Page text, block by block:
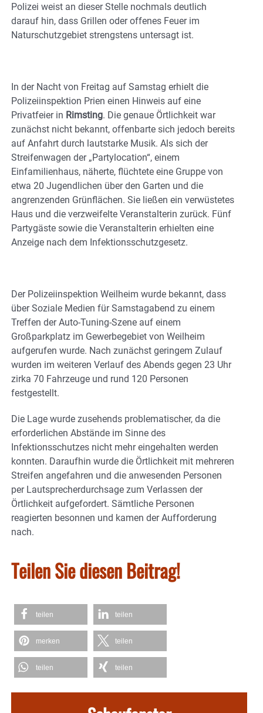
Polizei weist an dieser Stelle nochmals deutlich
darauf hin, dass Grillen oder offenes Feuer im
Naturschutzgebiet strengstens untersagt ist.
In der Nacht von Freitag auf Samstag erhielt die
Polizeiinspektion Prien einen Hinweis auf eine
Privatfeier in Rimsting. Die genaue Örtlichkeit war
zunächst nicht bekannt, offenbarte sich jedoch bereits
auf Anfahrt durch lautstarke Musik. Als sich der
Streifenwagen der „Partylocation“, einem
Einfamilienhaus, näherte, flüchtete eine Gruppe von
etwa 20 Jugendlichen über den Garten und die
angrenzenden Grünflächen. Sie ließen ein verwüstetes
Haus und die verzweifelte Veranstalterin zurück. Fünf
Partygäste sowie die Veranstalterin erhielten eine
Anzeige nach dem Infektionsschutzgesetz.
Der Polizeiinspektion Weilheim wurde bekannt, dass
über Soziale Medien für Samstagabend zu einem
Treffen der Auto-Tuning-Szene auf einem
Großparkplatz im Gewerbegebiet von Weilheim
aufgerufen wurde. Nach zunächst geringem Zulauf
wurden im weiteren Verlauf des Abends gegen 23 Uhr
zirka 70 Fahrzeuge und rund 120 Personen
festgestellt.
Die Lage wurde zusehends problematischer, da die
erforderlichen Abstände im Sinne des
Infektionsschutzes nicht mehr eingehalten werden
konnten. Daraufhin wurde die Örtlichkeit mit mehreren
Streifen angefahren und die anwesenden Personen
per Lautsprecherdurchsage zum Verlassen der
Örtlichkeit aufgefordert. Sämtliche Personen
reagierten besonnen und kamen der Aufforderung
nach.
Teilen Sie diesen Beitrag!
teilen teilen
merken teilen
teilen teilen